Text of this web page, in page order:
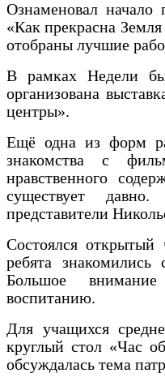
Ознаменовал начало
«Как прекрасна
отобраны лучшие
В рамках Недели
организована
центры».
Ещё одна из форм
знакомства с
нравственного
существует давно.
представители
Состоялся открытый
ребята знакомились
Большое
воспитанию.
Для учащихся
круглый стол «Час
обсуждалась тема